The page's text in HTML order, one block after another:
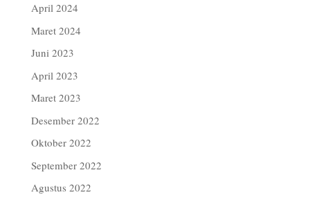
April 2024
Maret 2024
Juni 2023
April 2023
Maret 2023
Desember 2022
Oktober 2022
September 2022
Agustus 2022